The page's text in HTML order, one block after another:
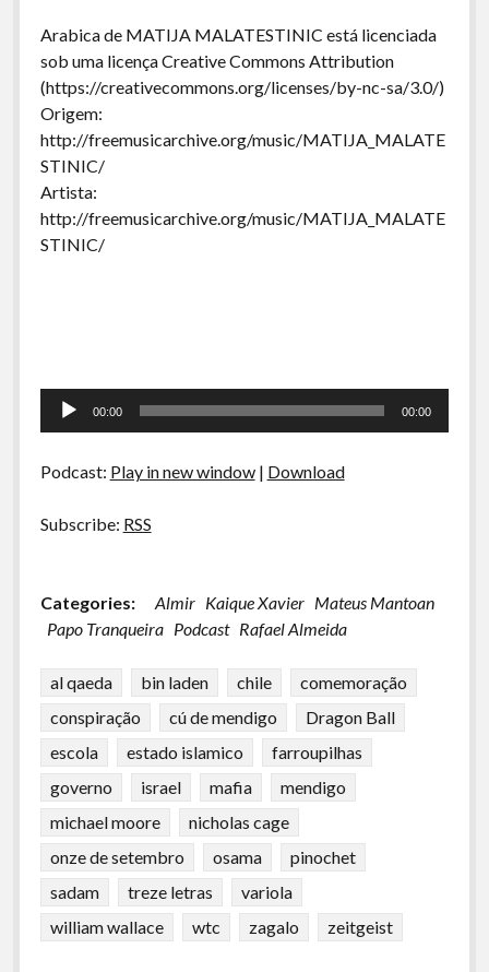
Arabica de MATIJA MALATESTINIC está licenciada
sob uma licença Creative Commons Attribution
(https://creativecommons.org/licenses/by-nc-sa/3.0/)
Origem:
http://freemusicarchive.org/music/MATIJA_MALATE
STINIC/
Artista:
http://freemusicarchive.org/music/MATIJA_MALATE
STINIC/
Tocador
00:00 00:00
Podcast: Play in new window| Download
Subscribe: RSS
Categories: Almir Kaique Xavier Mateus Mantoan
Papo Tranqueira Podcast Rafael Almeida
al qaeda bin laden chile
comemoração
conspiração
cú de mendigo
Dragon Ball
escola
estado islamico
farroupilhas
governo
israel mafia
mendigo
michael moore
nicholas cage
onze de setembro
osama
pinochet
sadam
treze letras
variola
william wallace
wtc zagalo zeitgeist